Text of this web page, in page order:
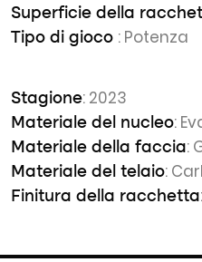
Superficie della
Tipo di gioco : Potenza
Stagione: 2023
Materiale del nucleo:
Materiale della faccia:
Materiale del telaio:
Finitura della racchetta